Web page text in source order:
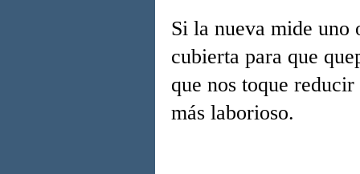
Si la nueva mide uno
cubierta para que
que nos toque
más laborioso.